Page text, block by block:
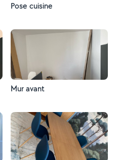
Pose cuisine
Mur avant